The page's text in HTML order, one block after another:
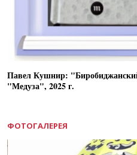
Павел Кушнир:
"Медуза", 2025 г.
ФОТОГАЛЕРЕЯ